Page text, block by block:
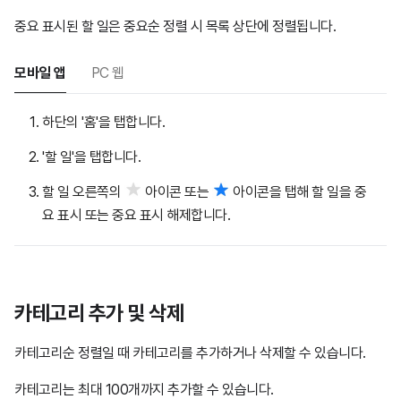
중요 표시된 할 일은 중요순 정렬 시 목록 상단에 정렬됩니다.
모바일 앱 PC 웹
하단의 '홈'을 탭합니다.
'할 일'을 탭합니다.
할 일 오른쪽의 아이콘 또는
아이콘을 탭해 할 일을 중
요 표시 또는 중요 표시 해제합니다.
카테고리 추가 및 삭제
카테고리순 정렬일 때 카테고리를 추가하거나 삭제할 수 있습니다.
카테고리는 최대 100개까지 추가할 수 있습니다.